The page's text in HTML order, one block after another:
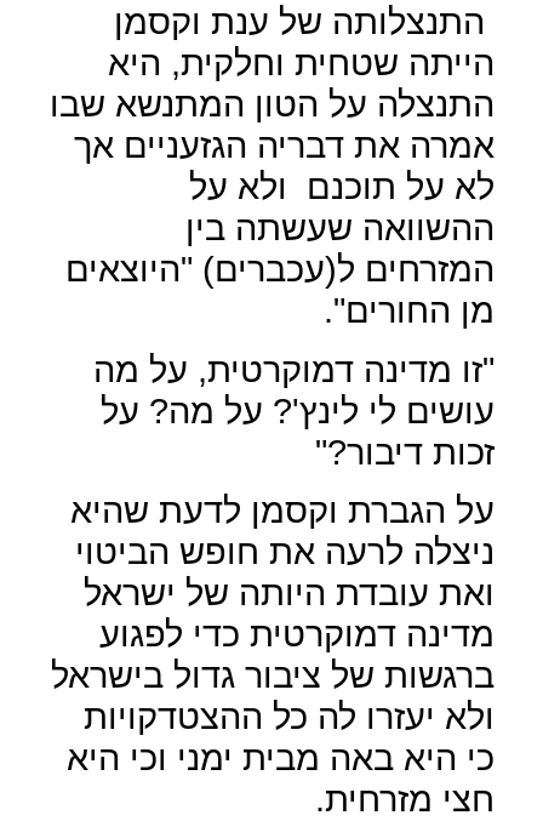
התנצלותה של ענת וקסמן
הייתה שטחית וחלקית, היא
התנצלה על הטון המתנשא שבו
אמרה את דבריה הגזעניים אך
לא על תוכנם
ולא על
ההשוואה שעשתה בין
המזרחים ל(עכברים) "היוצאים
מן החורים".
"זו מדינה דמוקרטית, על מה
עושים לי לינץ'? על מה? על
זכות דיבור?"
על הגברת וקסמן לדעת שהיא
ניצלה לרעה את חופש הביטוי
ואת עובדת היותה של ישראל
מדינה דמוקרטית כדי לפגוע
ברגשות של ציבור גדול בישראל
ולא יעזרו לה כל ההצטדקויות
כי היא באה מבית ימני וכי היא
חצי מזרחית.